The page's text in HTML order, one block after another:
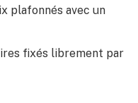
plafonnés avec un
fixés librement par